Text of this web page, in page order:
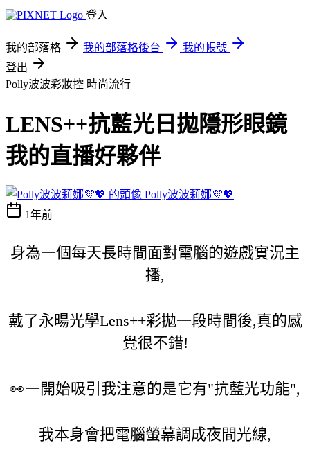
登入
我的部落格 我的部落格後台
我的帳號
登出
Polly波波彩妝控 時尚流行
LENS++抗藍光日拋隱形眼鏡
我的直播好夥伴
Polly波波莉娜💜💖
1年前
身為一個每天長時間面對電腦的遊戲實況主
播,
戴了永暘光學Lens++彩拋一段時間後,真的感
覺很不錯!
👀一開始吸引我注意的是它有"抗藍光功能",
我本身會把電腦螢幕調成夜間光線,